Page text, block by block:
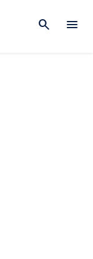
search menu